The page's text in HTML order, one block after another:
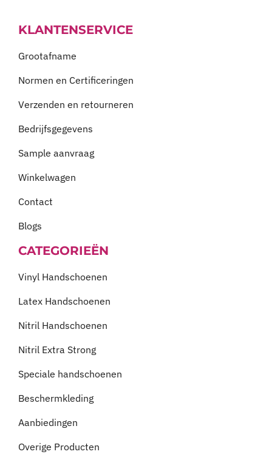
KLANTENSERVICE
Grootafname
Normen en Certificeringen
Verzenden en retourneren
Bedrijfsgegevens
Sample aanvraag
Winkelwagen
Contact
Blogs
CATEGORIEËN
Vinyl Handschoenen
Latex Handschoenen
Nitril Handschoenen
Nitril Extra Strong
Speciale handschoenen
Beschermkleding
Aanbiedingen
Overige Producten